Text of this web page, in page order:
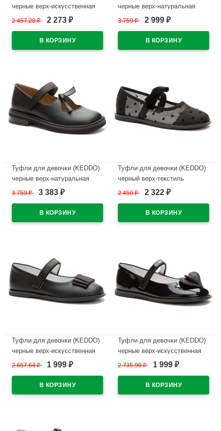
черные верх-искусственная
кожа лак подкладка-
956401/06-02
2 457,20₽ 2 273 ₽
черные верх-натуральная
кожа подкладка-натуральная
3 759₽ 2 999 ₽
Туфли для девочки (KEDDO)
черные верх-натуральная
кожа подкладка-натуральная
3 759₽ 3 383 ₽
Туфли для девочки (KEDDO)
черный верх-текстиль
подкладка-натуральная кожа
2 450₽ 2 322 ₽
Туфли для девочки (KEDDO)
черные верх-искусственная
кожа лак подкладка-
956408/03-01
2 657,64₽ 1 999 ₽
Туфли для девочки (KEDDO)
черные верх-искусственная
кожа лак подкладка-
956408/04-02
2 735,96₽ 1 999 ₽